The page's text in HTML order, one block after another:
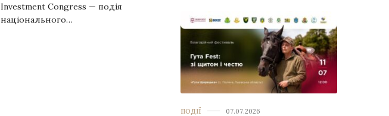
Investment Congress — подія
національного…
ПОДІЇ 07.07.2026